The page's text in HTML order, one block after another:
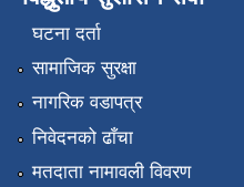
घटना दर्ता
सामाजिक सुरक्षा
नागरिक वडापत्र
निवेदनको ढाँचा
मतदाता नामावली विवरण